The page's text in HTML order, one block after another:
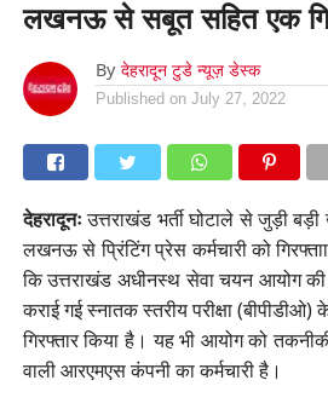
लखनऊ से सबूत सहित एक
By देहरादून टुडे न्यूज़ डेस्क
Published on July 27, 2022
देहरादूनःउत्तराखंड भर्ती घोटाले से जुड़ी
लखनऊ से प्रिंटिंग प्रेस कर्मचारी को
कि उत्तराखंड अधीनस्थ सेवा चयन आयोग
कराई गई स्नातक स्तरीय परीक्षा
गिरफ्तार किया है। यह भी आयोग को
वाली आरएमएस कंपनी का कर्मचारी है।